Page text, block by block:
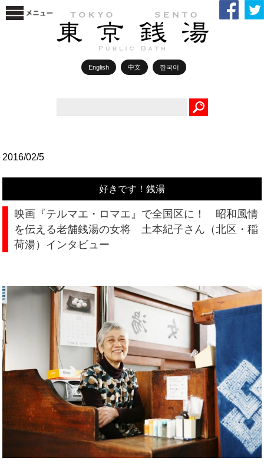
English 中文 한국어
2016/02/5
好きです！銭湯
映画『テルマエ・ロマエ』で全国区に！ 昭和風情
を伝える老舗銭湯の女将 土本紀子さん（北区・稲
荷湯）インタビュー